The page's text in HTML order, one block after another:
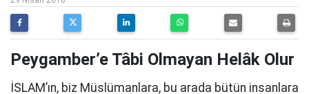
Peygamber’e Tâbi Olmayan Helâk Olur
İSLAM’ın, biz Müslümanlara, bu arada bütün insanlara